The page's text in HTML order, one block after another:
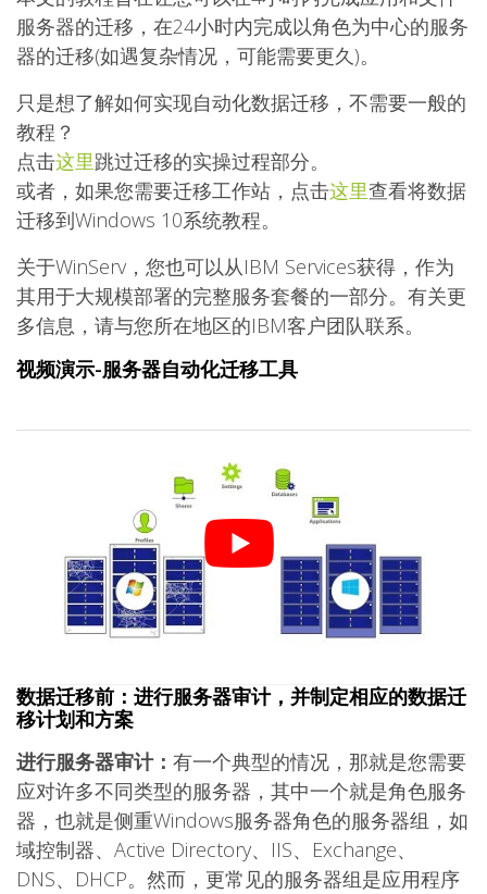
服务器的迁移，在24小时内完成以角色为中心的服务
器的迁移(如遇复杂情况，可能需要更久)。
只是想了解如何实现自动化数据迁移，不需要一般的
教程？
点击这里跳过迁移的实操过程部分。
或者，如果您需要迁移工作站，点击这里查看将数据
迁移到Windows 10系统教程。
关于WinServ，您也可以从IBM Services获得，作为
其用于大规模部署的完整服务套餐的一部分。有关更
多信息，请与您所在地区的IBM客户团队联系。
视频演示-服务器自动化迁移工具
数据迁移前：进行服务器审计，并制定相应的数据迁
移计划和方案
进行服务器审计： 有一个典型的情况，那就是您需要
应对许多不同类型的服务器，其中一个就是角色服务
器，也就是侧重Windows服务器角色的服务器组，如
域控制器、Active Directory、IIS、Exchange、
DNS、DHCP。然而，更常见的服务器组是应用程序